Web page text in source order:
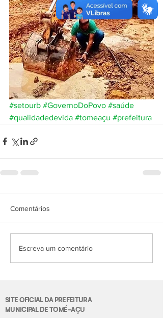
#setourb #GovernoDoPovo #saúde
#qualidadedevida #tomeaçu #prefeitura
Comentários
Escreva um comentário
SITE OFICIAL DA PREFEITURA
MUNICIPAL DE TOMÉ-AÇU